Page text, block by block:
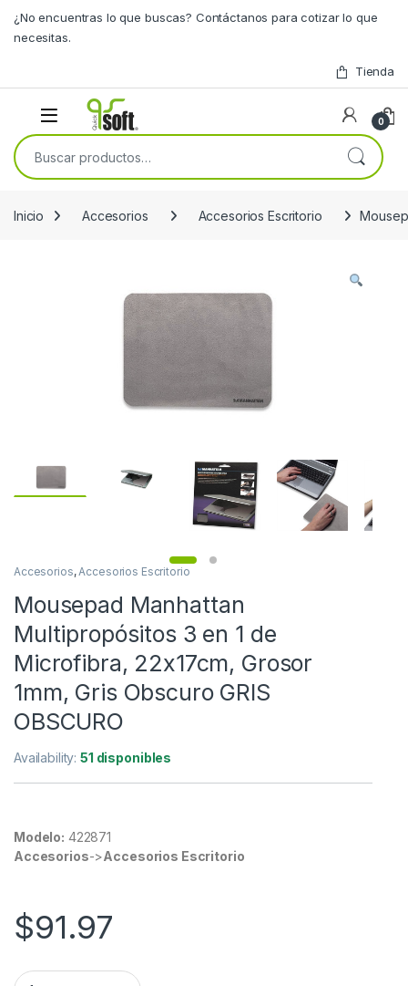
¿No encuentras lo que buscas? Contáctanos para cotizar lo que
necesitas.
Tienda
0
Buscar por:
Inicio Accesorios Accesorios Escritorio
Accesorios, Accesorios Escritorio
Mousepad Manhattan
Multipropósitos 3 en 1 de
Microfibra, 22x17cm, Grosor
1mm, Gris Obscuro GRIS
OBSCURO
Availability:51 disponibles
Modelo: 422871
Accesorios->Accesorios Escritorio
$91.97
Mousepad Manhattan Multipropósitos 3 en 1 de Microfibra,